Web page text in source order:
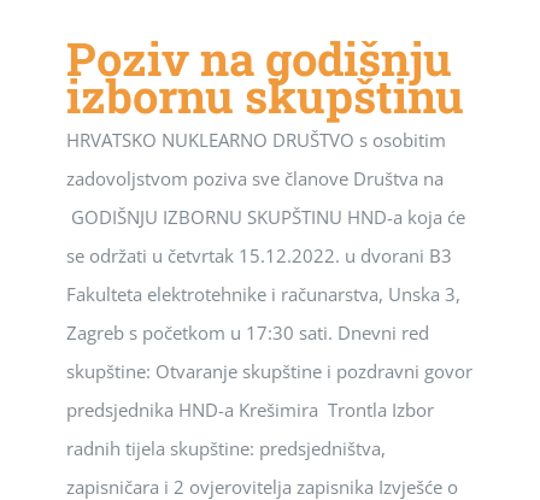
Poziv na godišnju
izbornu skupštinu
HRVATSKO NUKLEARNO DRUŠTVO s osobitim
zadovoljstvom poziva sve članove Društva na
GODIŠNJU IZBORNU SKUPŠTINU HND-a koja će
se održati u četvrtak 15.12.2022. u dvorani B3
Fakulteta elektrotehnike i računarstva, Unska 3,
Zagreb s početkom u 17:30 sati. Dnevni red
skupštine: Otvaranje skupštine i pozdravni govor
predsjednika HND-a Krešimira Trontla Izbor
radnih tijela skupštine: predsjedništva,
zapisničara i 2 ovjerovitelja zapisnika Izvješće o